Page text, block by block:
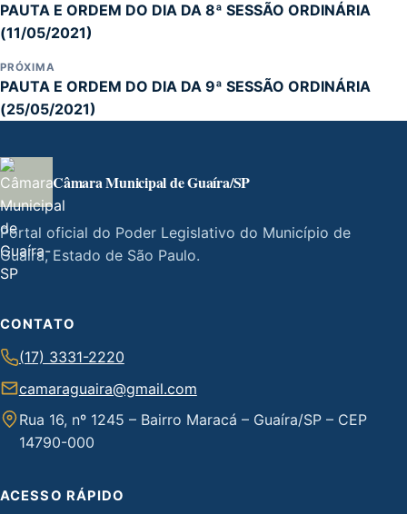
PAUTA E ORDEM DO DIA DA 8ª SESSÃO ORDINÁRIA
(11/05/2021)
PRÓXIMA
PAUTA E ORDEM DO DIA DA 9ª SESSÃO ORDINÁRIA
(25/05/2021)
Câmara Municipal de Guaíra/SP
Portal oficial do Poder Legislativo do Município de
Guaíra, Estado de São Paulo.
CONTATO
(17) 3331-2220
camaraguaira@gmail.com
Rua 16, nº 1245 – Bairro Maracá – Guaíra/SP – CEP
14790-000
ACESSO RÁPIDO